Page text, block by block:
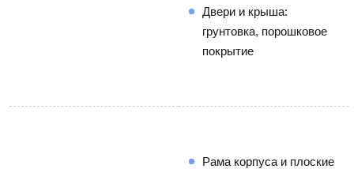
Двери и крыша:
грунтовка, порошковое
покрытие
Рама корпуса и плоские